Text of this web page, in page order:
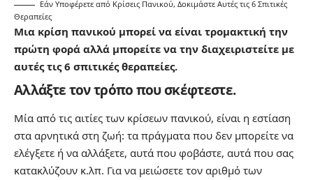
Εάν Υποφέρετε από Κρίσεις Πανικού, Δοκιμάστε Αυτές τις 6 Σπιτικές
Θεραπείες
Μια κρίση πανικού μπορεί να είναι τρομακτική την
πρώτη φορά αλλά μπορείτε να την διαχειριστείτε με
αυτές τις 6 σπιτικές θεραπείες.
Αλλάξτε τον τρόπο που σκέφτεστε.
Μία από τις αιτίες των κρίσεων πανικού, είναι η εστίαση
στα αρνητικά στη ζωή: τα πράγματα που δεν μπορείτε να
ελέγξετε ή να αλλάξετε, αυτά που φοβάστε, αυτά που σας
κατακλύζουν κ.λπ. Για να μειώσετε τον αριθμό των